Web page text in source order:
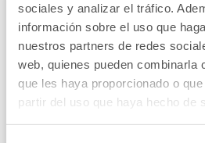
sociales y analizar el tráfico.
información sobre el uso que
nuestros partners de redes
web, quienes pueden combinarla
que les haya proporcionado o
partir del uso que haya hecho de